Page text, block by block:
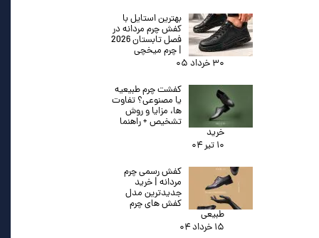
بهترین استایل با
کفش چرم مردانه در
فصل تابستان 2026
| چرم میخچی
۳۰ خرداد ۰۵
کفشت چرم طبیعیه
یا مصنوعی؟ تفاوت
ها، مزایا و روش
تشخیص + راهنما
خرید
۱۰ تیر ۰۴
کفش رسمی چرم
مردانه | خرید
جدیدترین مدل
کفش های چرم
طبیعی
۱۵ خرداد ۰۴